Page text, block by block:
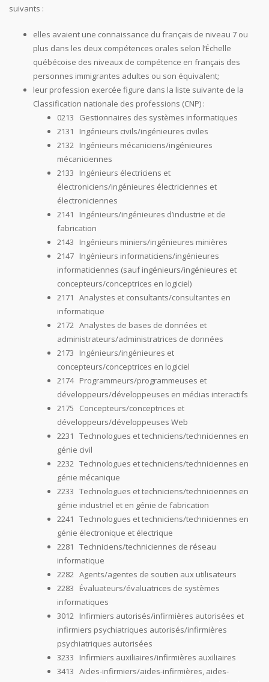
suivants :
elles avaient une connaissance du français de niveau 7 ou
plus dans les deux compétences orales selon l’Échelle
québécoise des niveaux de compétence en français des
personnes immigrantes adultes ou son équivalent;
leur profession exercée figure dans la liste suivante de la
Classification nationale des professions (CNP) :
0213 Gestionnaires des systèmes informatiques
2131 Ingénieurs civils/ingénieures civiles
2132 Ingénieurs mécaniciens/ingénieures
mécaniciennes
2133 Ingénieurs électriciens et
électroniciens/ingénieures électriciennes et
électroniciennes
2141 Ingénieurs/ingénieures d’industrie et de
fabrication
2143 Ingénieurs miniers/ingénieures minières
2147 Ingénieurs informaticiens/ingénieures
informaticiennes (sauf ingénieurs/ingénieures et
concepteurs/conceptrices en logiciel)
2171 Analystes et consultants/consultantes en
informatique
2172 Analystes de bases de données et
administrateurs/administratrices de données
2173 Ingénieurs/ingénieures et
concepteurs/conceptrices en logiciel
2174 Programmeurs/programmeuses et
développeurs/développeuses en médias interactifs
2175 Concepteurs/conceptrices et
développeurs/développeuses Web
2231 Technologues et techniciens/techniciennes en
génie civil
2232 Technologues et techniciens/techniciennes en
génie mécanique
2233 Technologues et techniciens/techniciennes en
génie industriel et en génie de fabrication
2241 Technologues et techniciens/techniciennes en
génie électronique et électrique
2281 Techniciens/techniciennes de réseau
informatique
2282 Agents/agentes de soutien aux utilisateurs
2283 Évaluateurs/évaluatrices de systèmes
informatiques
3012 Infirmiers autorisés/infirmières autorisées et
infirmiers psychiatriques autorisés/infirmières
psychiatriques autorisées
3233 Infirmiers auxiliaires/infirmières auxiliaires
3413 Aides-infirmiers/aides-infirmières, aides-